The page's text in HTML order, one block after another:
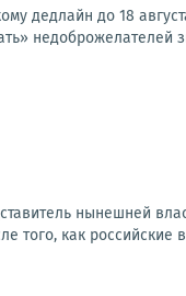
дедлайн до 18
недоброжелателей
нынешней
того, как российские